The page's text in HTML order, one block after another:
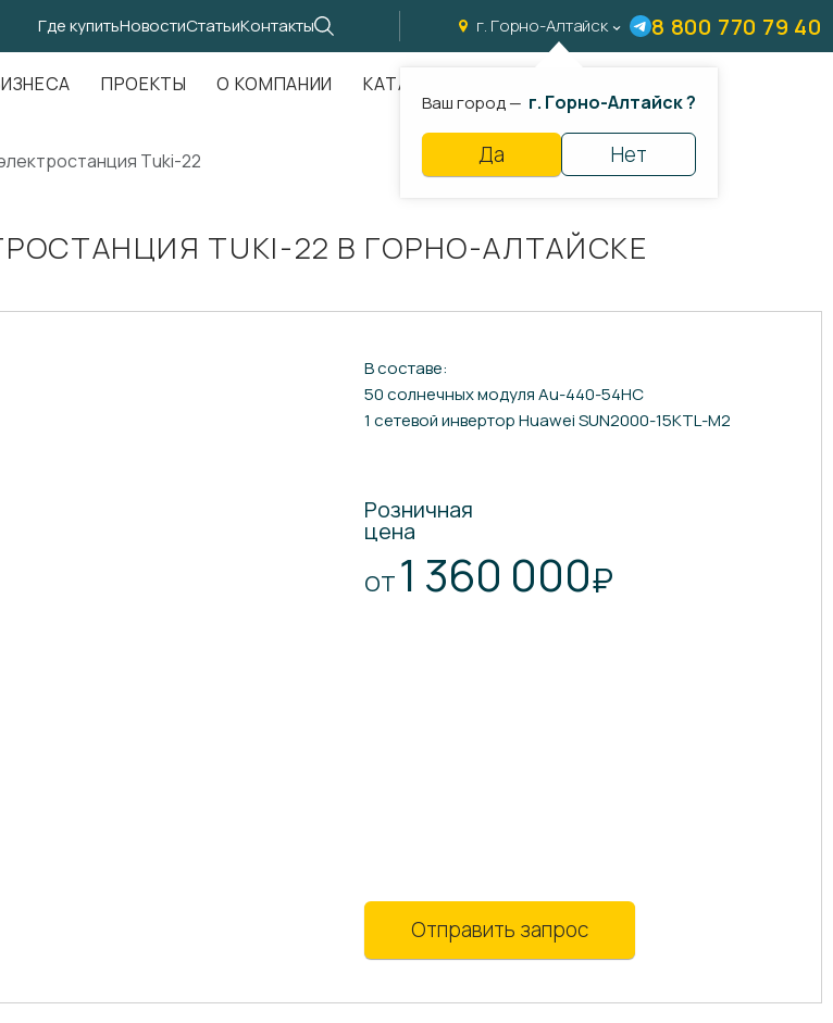
Где купитьНовостиСтатьиКонтакты г. Горно-Алтайск
Ваш город — г. Горно-Алтайск ?
Да Нет
8 800 770 79 40
ПРОЕКТЫ О КОМПАНИИ КАТАЛОГ
Tuki-22
TUKI-22 В ГОРНО-АЛТАЙСКЕ
В составе:
50 солнечных модуля Au-440-54HC
1 сетевой инвертор Huawei SUN2000-15KTL-M2
Розничная
цена
ОТ 1 360 000₽
Отправить запрос
оф. 707